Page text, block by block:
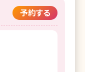
ル院
院
院
予約する